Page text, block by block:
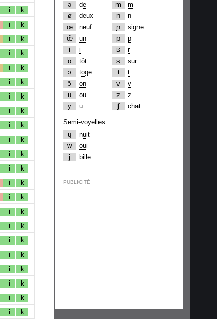
i k
i k
i k
i k
i k
i k
i k
i k
i k
i k
i k
i k
i k
i k
i k
i k
i k
i k
i k
i k
i k
i k
ə
de
ø
deux
œ
neuf
œ̃
un
i
i
o
tôt
ɔ
toge
ɔ̃
on
u
ou
y
u
m
m
n
n
ɲ
signe
p
p
ʁ
r
s
sur
t
t
v
v
z
z
ʃ
chat
Semi-voyelles
ɥ
nuit
w
oui
j
bi e
PUBLICITÉ